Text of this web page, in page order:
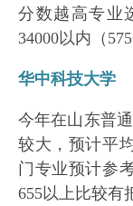
分数越高专业
34000以内（
华中科技大学
今年在山东普
较大，预计平
门专业预计参
655以上比较有